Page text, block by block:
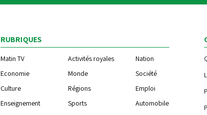
RUBRIQUES
Matin TV Activités royales
Nation
Economie
Monde
Société
Culture
Régions
Emploi
Enseignement
Sports
Automobile